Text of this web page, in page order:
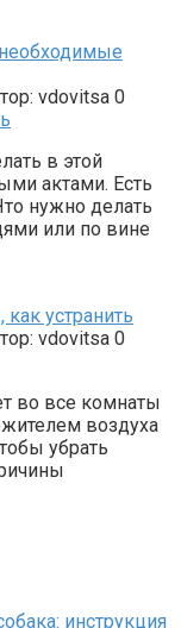
vdovitsa 0
в этой
актами. Есть
нужно делать
или по вине
устранить
vdovitsa 0
во все комнаты
воздуха
убрать
инструкция